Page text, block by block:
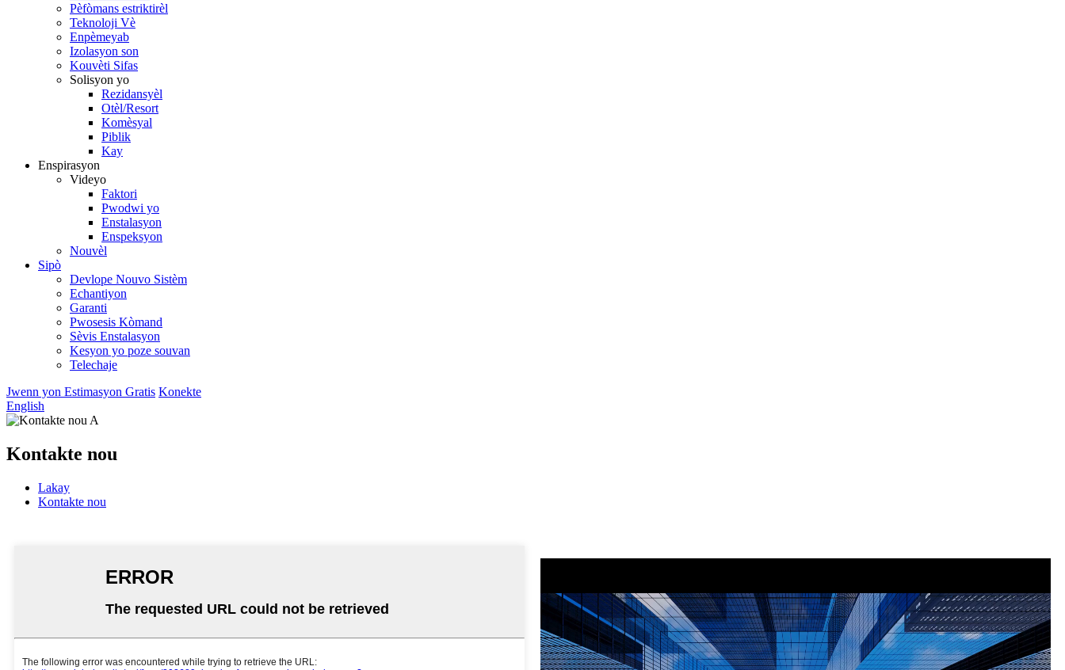
Pèfòmans estriktirèl
Teknoloji Vè
Enpèmeyab
Izolasyon son
Kouvèti Sifas
Solisyon yo
Rezidansyèl
Otèl/Resort
Komèsyal
Piblik
Kay
Enspirasyon
Videyo
Faktori
Pwodwi yo
Enstalasyon
Enspeksyon
Nouvèl
Sipò
Devlope Nouvo Sistèm
Echantiyon
Garanti
Pwosesis Kòmand
Sèvis Enstalasyon
Kesyon yo poze souvan
Telechaje
Jwenn yon Estimasyon Gratis Konekte
English
Kontakte nou
Lakay
Kontakte nou